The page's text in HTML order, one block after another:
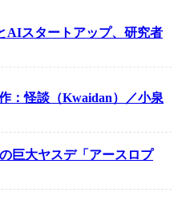
AIスタートアップ、研究者
：怪談（Kwaidan）／小泉
巨大ヤスデ「アースロプ